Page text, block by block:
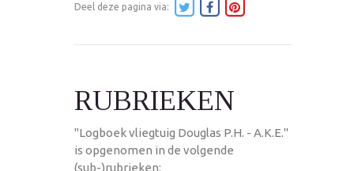
Deel deze pagina via:
RUBRIEKEN
"Logboek vliegtuig Douglas P.H. - A.K.E."
is opgenomen in de volgende
(sub-)rubrieken: